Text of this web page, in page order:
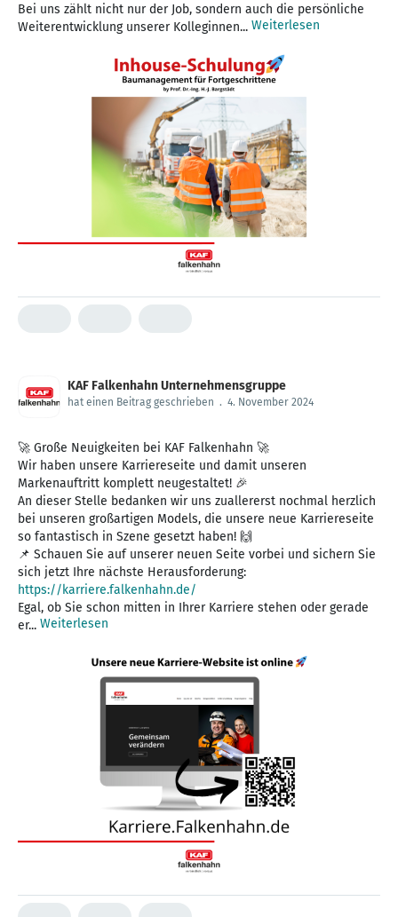
Bei uns zählt nicht nur der Job, sondern auch die persönliche
Weiterentwicklung unserer Kolleginnen... Weiterlesen
KAF Falkenhahn Unternehmensgruppe
hat einen Beitrag geschrieben . 4. November 2024
🚀 Große Neuigkeiten bei KAF Falkenhahn 🚀
Wir haben unsere Karriereseite und damit unseren
Markenauftritt komplett neugestaltet! 🎉
An dieser Stelle bedanken wir uns zuallererst nochmal herzlich
bei unseren großartigen Models, die unsere neue Karriereseite
so fantastisch in Szene gesetzt haben! 🙌
📌 Schauen Sie auf unserer neuen Seite vorbei und sichern Sie
sich jetzt Ihre nächste Herausforderung:
https://karriere.falkenhahn.de/
Egal, ob Sie schon mitten in Ihrer Karriere stehen oder gerade
er... Weiterlesen